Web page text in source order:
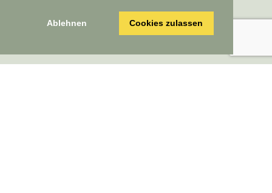
Ablehnen Cookies zulassen